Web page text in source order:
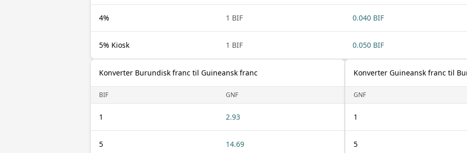
4% 1 BIF 0.040 BIF
5% Kiosk 1 BIF 0.050 BIF
Konverter Burundisk franc til Guineansk franc
BIF GNF
1 2.93
5 14.69
Konverter Guineansk franc til
GNF
1
5